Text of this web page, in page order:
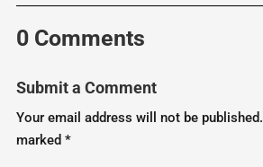
0 Comments
Submit a Comment
Your email address will not be published.
marked *